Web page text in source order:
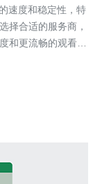
速度和稳定性，特
择合适的服务商，
和更流畅的观看体